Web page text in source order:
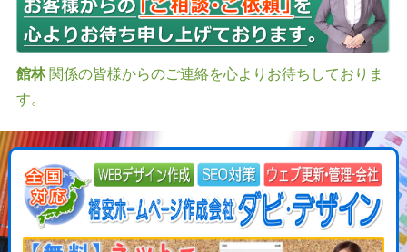
館林関係の皆様からのご連絡を心よりお待ちしておりま
す。